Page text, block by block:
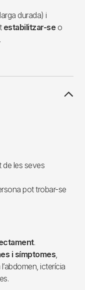
durada) i
estabilitzar-se o
de les seves
pot trobar-se
.
i símptomes
icterícia